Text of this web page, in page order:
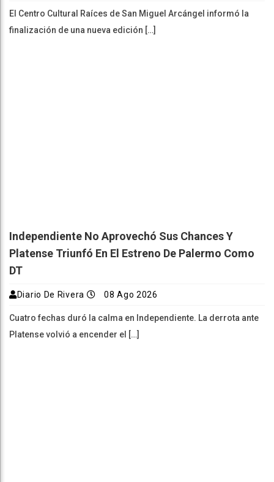
El Centro Cultural Raíces de San Miguel Arcángel informó la
finalización de una nueva edición […]
Independiente No Aprovechó Sus Chances Y
Platense Triunfó En El Estreno De Palermo Como
DT
Diario De Rivera 08 Ago 2026
Cuatro fechas duró la calma en Independiente. La derrota ante
Platense volvió a encender el […]